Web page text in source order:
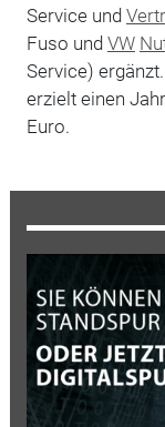
Service und
Fuso und VW
Service)
erzielt einen
Euro.